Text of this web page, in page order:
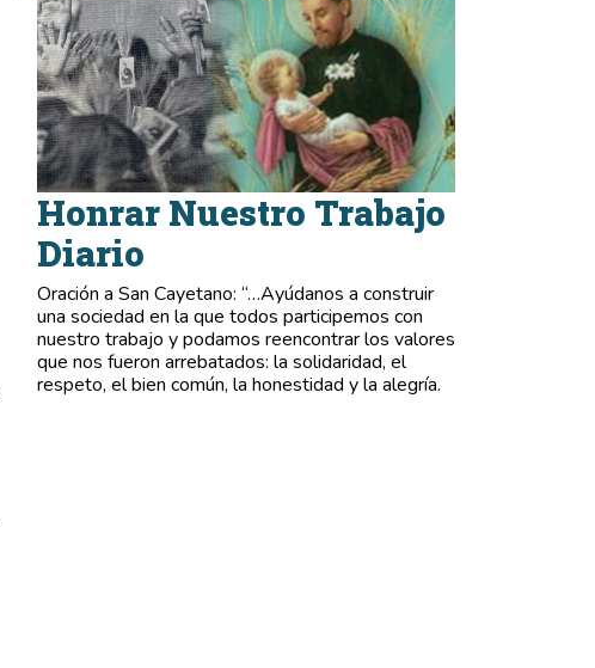
Honrar Nuestro Trabajo
Diario
Oración a San Cayetano: “…Ayúdanos a construir
una sociedad en la que todos participemos con
nuestro trabajo y podamos reencontrar los valores
que nos fueron arrebatados: la solidaridad, el
respeto, el bien común, la honestidad y la alegría.